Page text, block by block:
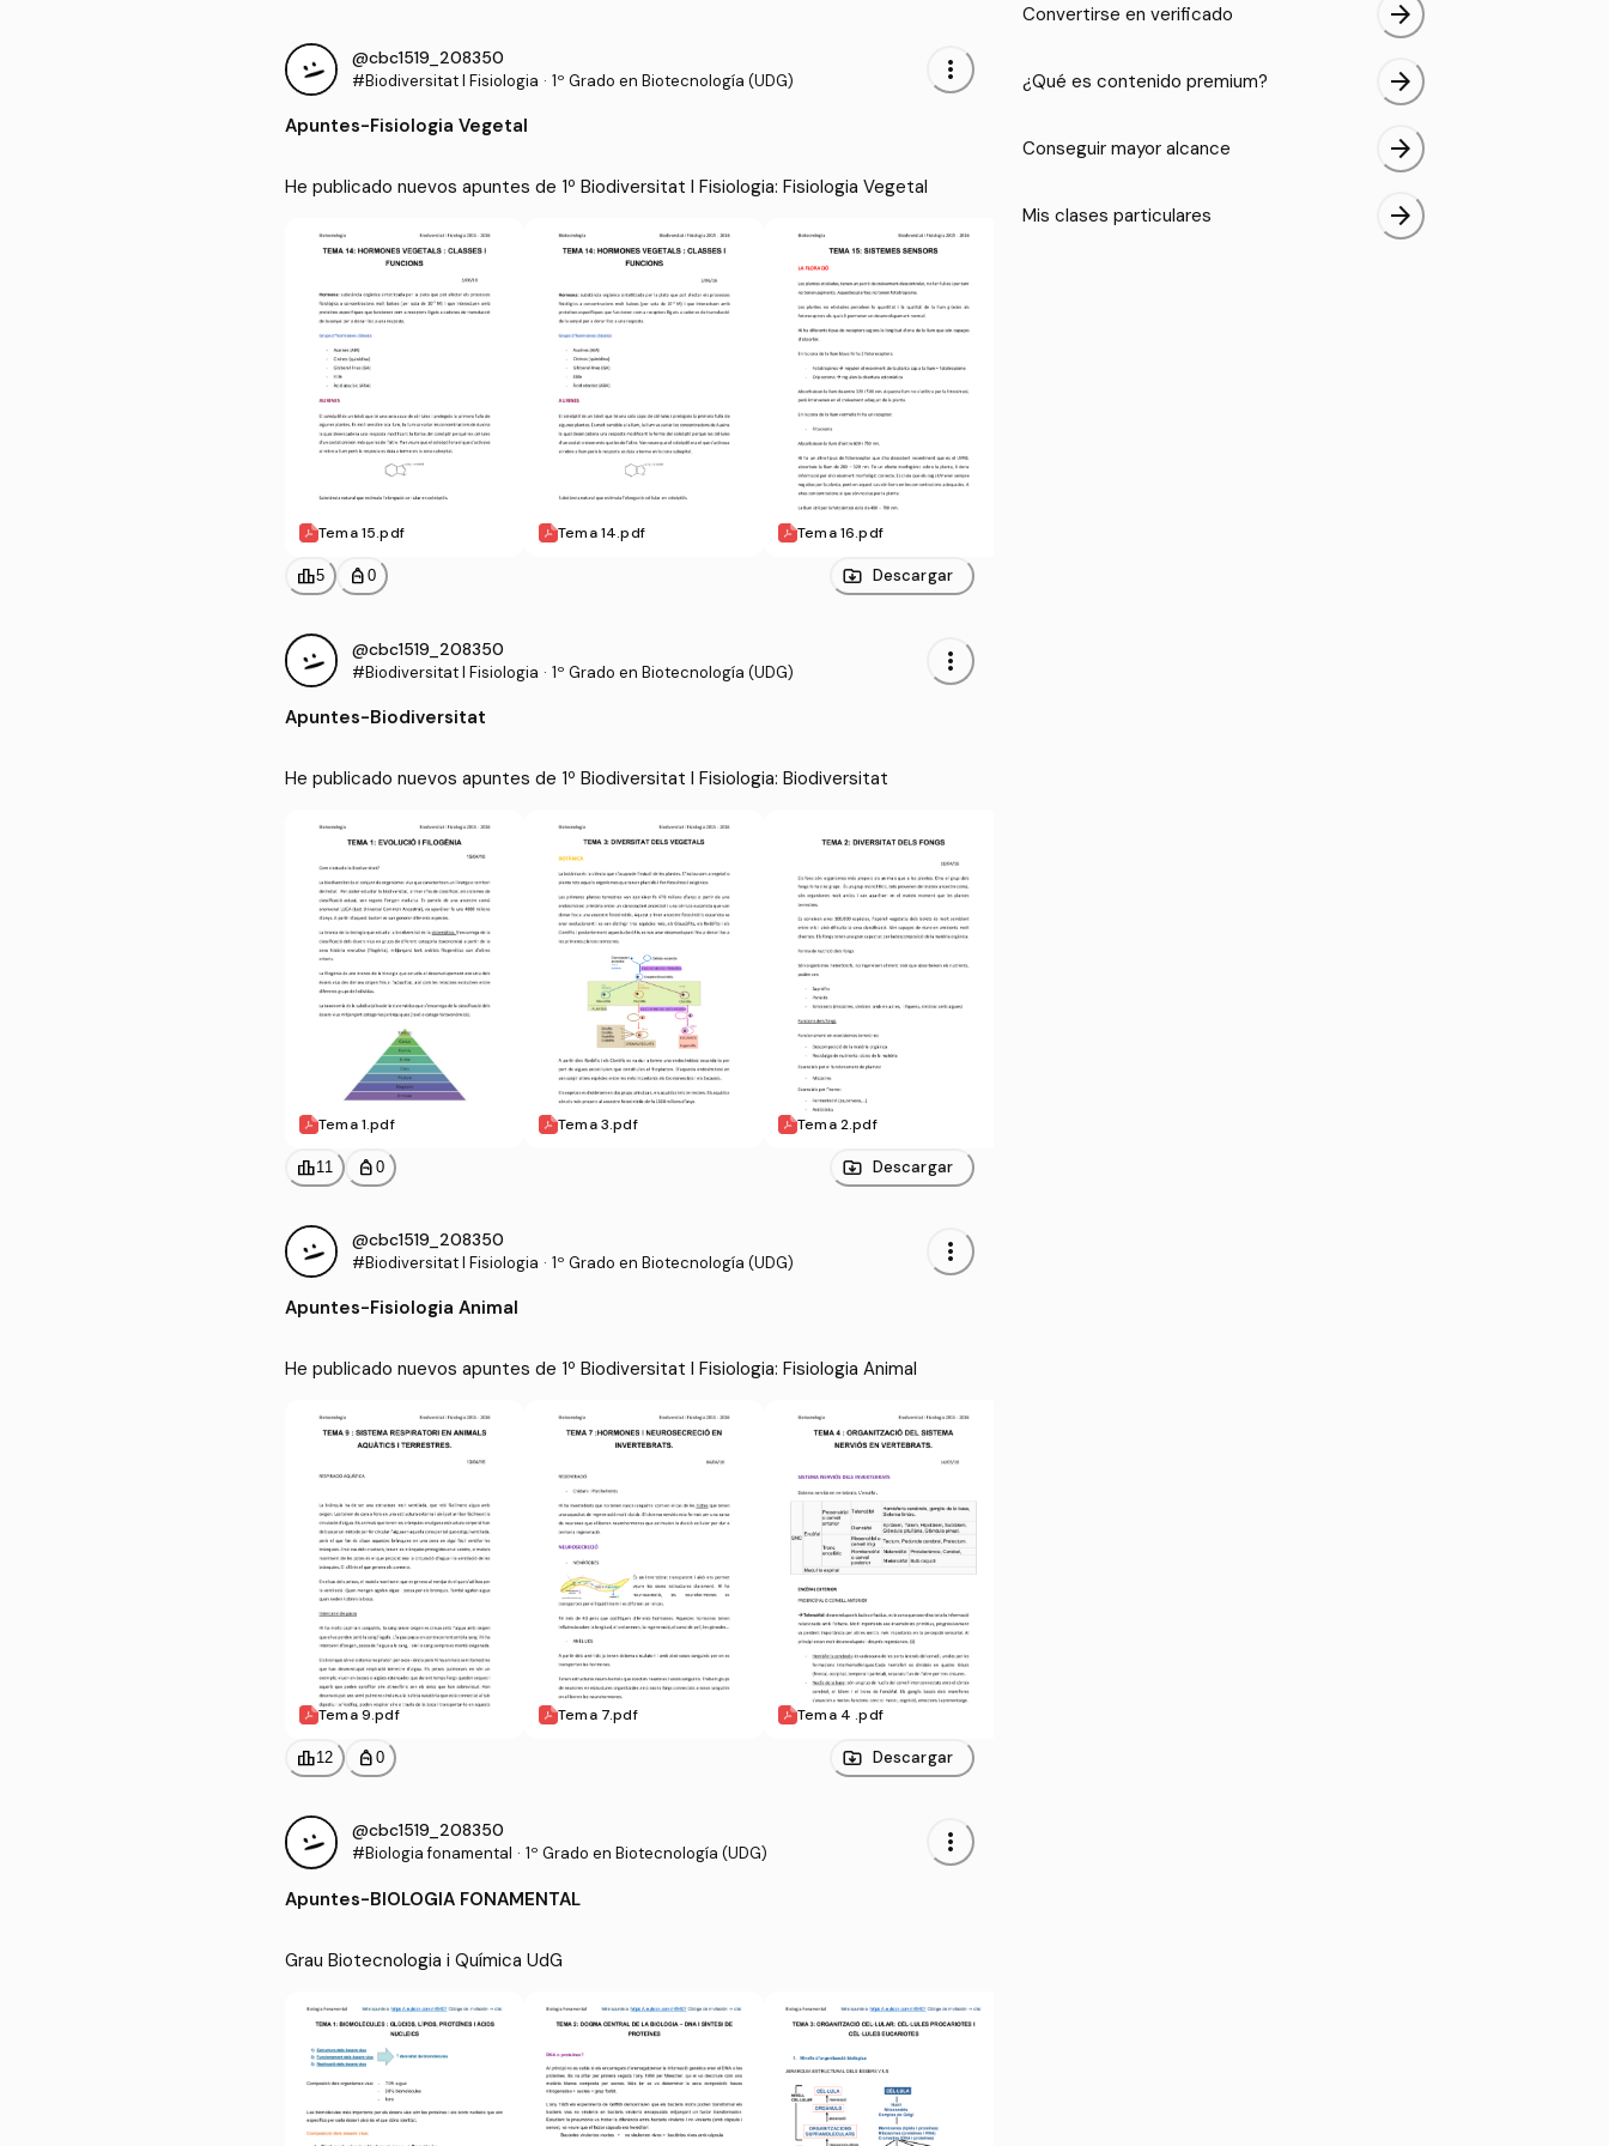
@cbc1519_208350
#Biodiversitat I Fisiologia · 1º Grado en Biotecnología (UDG) more_vert
Apuntes-Fisiologia Vegetal
He publicado nuevos apuntes de 1º Biodiversitat I Fisiologia: Fisiologia Vegetal
Tema 15.pdf Tema 14.pdf Tema 16.pdf
leaderboard5 personal_bag 0 Descargar
@cbc1519_208350
#Biodiversitat I Fisiologia · 1º Grado en Biotecnología (UDG) more_vert
Apuntes-Biodiversitat
He publicado nuevos apuntes de 1º Biodiversitat I Fisiologia: Biodiversitat
Tema 1.pdf Tema 3.pdf Tema 2.pdf
leaderboard11 personal_bag 0 Descargar
@cbc1519_208350
#Biodiversitat I Fisiologia · 1º Grado en Biotecnología (UDG) more_vert
Apuntes-Fisiologia Animal
He publicado nuevos apuntes de 1º Biodiversitat I Fisiologia: Fisiologia Animal
Tema 9.pdf Tema 7.pdf Tema 4 .pdf
leaderboard12 personal_bag 0 Descargar
@cbc1519_208350
#Biologia fonamental · 1º Grado en Biotecnología (UDG) more_vert
Apuntes-BIOLOGIA FONAMENTAL
Grau Biotecnologia i Química UdG
Convertirse en verificado arrow_forward
¿Qué es contenido premium? arrow_forward
Conseguir mayor alcance arrow_forward
Mis clases particulares arrow_forward